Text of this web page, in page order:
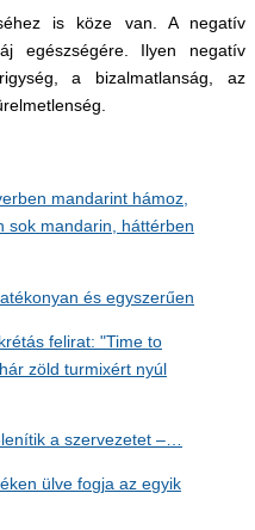
is köze van. A negatív
egészségére. Ilyen negatív
a bizalmatlanság, az
és egyszerűen
a szervezetet –…